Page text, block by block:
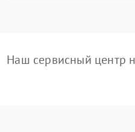
Наш сервисный центр